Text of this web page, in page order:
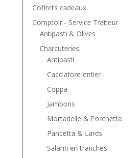
Coffrets cadeaux
Comptoir - Service Traiteur
Antipasti & Olives
Charcuteries
Antipasti
Cacciatore entier
Coppa
Jambons
Mortadelle & Porchetta
Pancetta & Lards
Salami en tranches